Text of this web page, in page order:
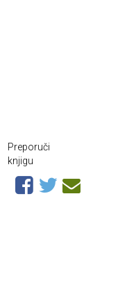
Preporuči
knjigu